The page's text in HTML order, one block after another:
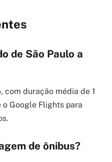
de São Paulo a
com duração média de 1
o Google Flights para
de ônibus?